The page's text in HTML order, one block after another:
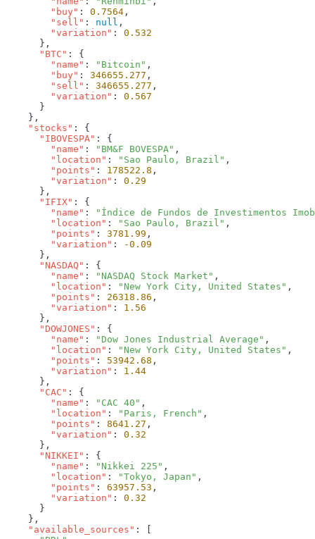
        "buy"
: 0.7564
        "sell"
: null
        "variation"
:
      "BTC"
        "name"
: "Bitcoin"
        "buy"
: 346655.277
        "sell"
: 346655.277
        "variation"
:
    "stocks"
      "IBOVESPA"
        "name"
: "BM&F BOVESPA"
        "location"
: "Sao Paulo, Brazil"
        "points"
: 178522.8
        "variation"
:
      "IFIX"
        "name"
:
"Índice de Fundos de Investimentos
        "location"
: "Sao Paulo, Brazil"
        "points"
: 3781.99
        "variation"
:
      "NASDAQ"
        "name"
: "NASDAQ Stock Market"
        "location"
: "New York City, United States"
        "points"
: 26318.86
        "variation"
:
      "DOWJONES"
        "name"
: "Dow Jones Industrial Average"
        "location"
: "New York City, United States"
        "points"
: 53942.68
        "variation"
:
      "CAC"
        "name"
: "CAC 40"
        "location"
: "Paris, French"
        "points"
: 8641.27
        "variation"
:
      "NIKKEI"
        "name"
: "Nikkei 225"
        "location"
: "Tokyo, Japan"
        "points"
: 63957.53
        "variation"
:
    "available_sources"